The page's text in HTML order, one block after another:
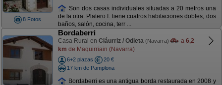
8 Fotos
Son dos casas individuales situadas a 20 metros una
de la otra. Platero I: tiene cuatros habitaciones dobles, dos
baños, salón, cocina, terr ...
Bordaberri
Casa Rural en Ciáurriz / Odieta (Navarra) a 6,2
km de Maquirriain (Navarra)
6+2 plazas
20 €
17 km de Pamplona
Bordaberri es una antigua borda restaurada en 2008 y